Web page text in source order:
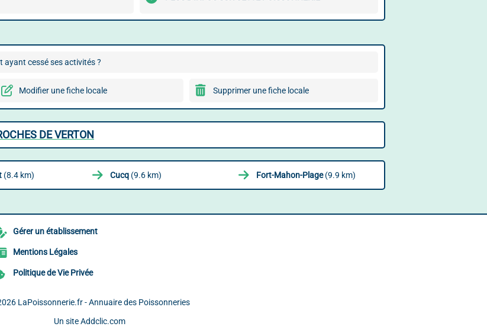
cessé ses activités ?
Modifier une fiche locale Supprimer une fiche locale
DE VERTON
(8.4 km) Cucq (9.6 km) Fort-Mahon-Plage(9.9 km)
Gérer un établissement
Mentions Légales
Politique de Vie Privée
LaPoissonnerie.fr - Annuaire des Poissonneries
Un site Addclic.com